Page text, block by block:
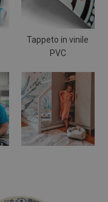
Tappeto in vinile
PVC